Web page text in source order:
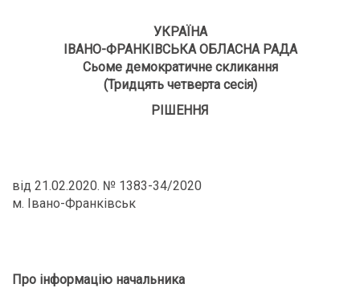
УКРАЇНА
ІВАНО-ФРАНКІВСЬКА ОБЛАСНА РАДА
Сьоме демократичне скликання
(Тридцять четверта сесія)
РІШЕННЯ
від 21.02.2020. № 1383-34/2020
м. Івано-Франківськ
Про інформацію начальника